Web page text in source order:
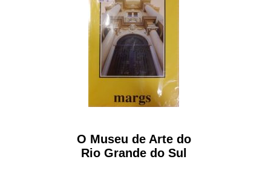
O Museu de Arte do
Rio Grande do Sul